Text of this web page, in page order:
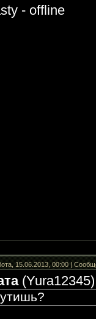
- offline
15.06.2013, 00:00 |
(Yura12345)